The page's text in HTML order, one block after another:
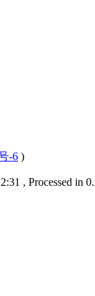
-6 )
, Processed in